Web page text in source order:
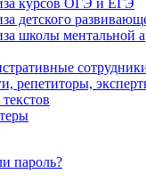
курсов ОГЭ и ЕГЭ
детского
школы ментальной
репетиторы,
пароль?